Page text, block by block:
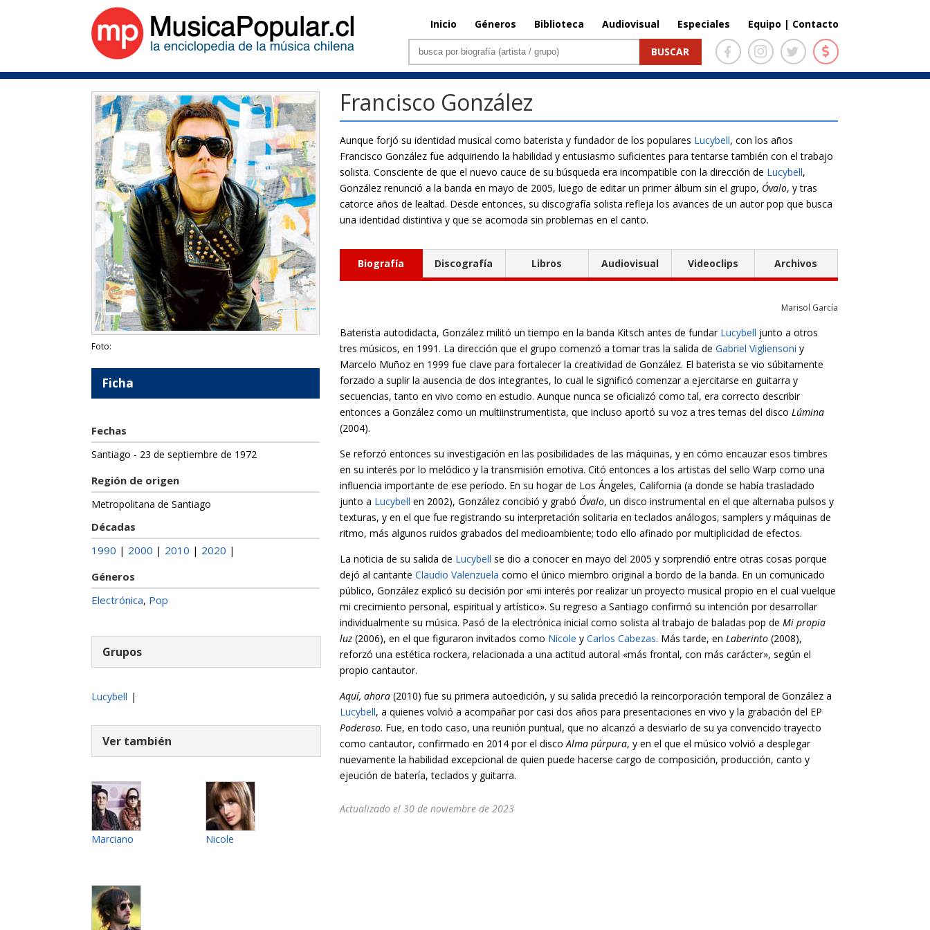
Inicio Géneros Biblioteca Audiovisual Especiales Equipo | Contacto
Foto:
Ficha
Fechas
Santiago - 23 de septiembre de 1972
Región de origen
Metropolitana de Santiago
Décadas
1990 | 2000 | 2010 | 2020 |
Géneros
Electrónica, Pop
Grupos
Lucybell |
Ver también
Marciano Nicole
Francisco González
Aunque forjó su identidad musical como baterista y fundador de los populares Lucybell, con los años
Francisco González fue adquiriendo la habilidad y entusiasmo suficientes para tentarse también con el trabajo
solista. Consciente de que el nuevo cauce de su búsqueda era incompatible con la dirección de Lucybell,
González renunció a la banda en mayo de 2005, luego de editar un primer álbum sin el grupo, Óvalo, y tras
catorce años de lealtad. Desde entonces, su discografía solista refleja los avances de un autor pop que busca
una identidad distintiva y que se acomoda sin problemas en el canto.
Biografía Discografía Libros Audiovisual Videoclips Archivos
Marisol García
Baterista autodidacta, González militó un tiempo en la banda Kitsch antes de fundar Lucybell junto a otros
tres músicos, en 1991. La dirección que el grupo comenzó a tomar tras la salida de Gabriel Vigliensoni y
Marcelo Muñoz en 1999 fue clave para fortalecer la creatividad de González. El baterista se vio súbitamente
forzado a suplir la ausencia de dos integrantes, lo cual le significó comenzar a ejercitarse en guitarra y
secuencias, tanto en vivo como en estudio. Aunque nunca se oficializó como tal, era correcto describir
entonces a González como un multiinstrumentista, que incluso aportó su voz a tres temas del disco Lúmina
(2004).
Se reforzó entonces su investigación en las posibilidades de las máquinas, y en cómo encauzar esos timbres
en su interés por lo melódico y la transmisión emotiva. Citó entonces a los artistas del sello Warp como una
influencia importante de ese período. En su hogar de Los Ángeles, California (a donde se había trasladado
junto a Lucybell en 2002), González concibió y grabó Óvalo, un disco instrumental en el que alternaba pulsos y
texturas, y en el que fue registrando su interpretación solitaria en teclados análogos, samplers y máquinas de
ritmo, más algunos ruidos grabados del medioambiente; todo ello afinado por multiplicidad de efectos.
La noticia de su salida de Lucybell se dio a conocer en mayo del 2005 y sorprendió entre otras cosas porque
dejó al cantante Claudio Valenzuela como el único miembro original a bordo de la banda. En un comunicado
público, González explicó su decisión por «mi interés por realizar un proyecto musical propio en el cual vuelque
mi crecimiento personal, espiritual y artístico». Su regreso a Santiago confirmó su intención por desarrollar
individualmente su música. Pasó de la electrónica inicial como solista al trabajo de baladas pop de Mi propia
luz (2006), en el que figuraron invitados como Nicole y Carlos Cabezas. Más tarde, en Laberinto (2008),
reforzó una estética rockera, relacionada a una actitud autoral «más frontal, con más carácter», según el
propio cantautor.
Aquí, ahora (2010) fue su primera autoedición, y su salida precedió la reincorporación temporal de González a
Lucybell, a quienes volvió a acompañar por casi dos años para presentaciones en vivo y la grabación del EP
Poderoso. Fue, en todo caso, una reunión puntual, que no alcanzó a desviarlo de su ya convencido trayecto
como cantautor, confirmado en 2014 por el discoAlma púrpura, y en el que el músico volvió a desplegar
nuevamente la habilidad excepcional de quien puede hacerse cargo de composición, producción, canto y
ejeución de batería, teclados y guitarra.
Actualizado el 30 de noviembre de 2023